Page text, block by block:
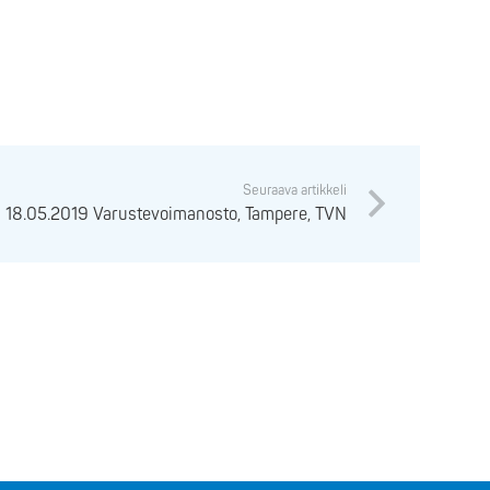
Seuraava artikkeli
18.05.2019 Varustevoimanosto, Tampere, TVN